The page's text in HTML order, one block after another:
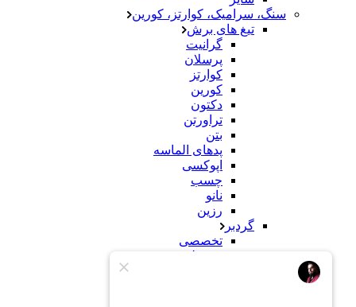
سنگ، سرامیک، کوارتز، کورین
تیغ های برش
گرانیت
پرسلان
کوارتز
کورین
دکتون
تراورتن
بتن
پدهای الماسه
اپوکسی
چسب
نانو
رزین
گردبر
تخصصی
معمولی